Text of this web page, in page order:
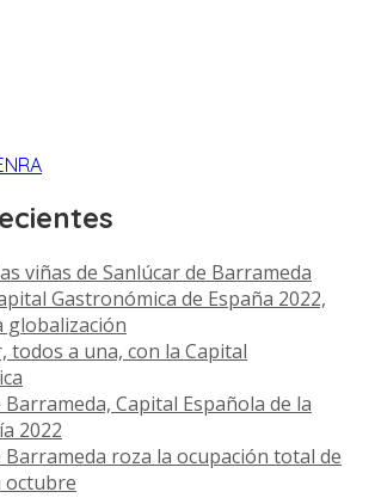
viñas de Sanlúcar de Barrameda
Gastronómica de España 2022,
globalización
todos a una, con la Capital
Barrameda, Capital Española de la
2022
Barrameda roza la ocupación total de
octubre